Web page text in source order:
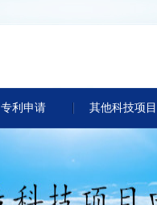
专利申请 其他科技项目